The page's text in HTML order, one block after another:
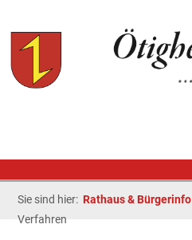
Sie sind hier: Rathaus & Bürgerinfo
Verfahren